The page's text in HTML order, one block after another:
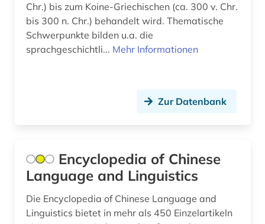
slavistik (1)
slawische sprachen (2)
sozialwissenschaften (4)
spanisch (1)
sprachdokumentation (1)
sprache (7)
Chr.) bis zum Koine-Griechischen (ca. 300 v. Chr.
bis 300 n. Chr.) behandelt wird. Thematische
Schwerpunkte bilden u.a. die
sprachgeschichtli... Mehr Informationen
Zur Datenbank
Encyclopedia of Chinese
Language and Linguistics
Die Encyclopedia of Chinese Language and
Linguistics bietet in mehr als 450 Einzelartikeln